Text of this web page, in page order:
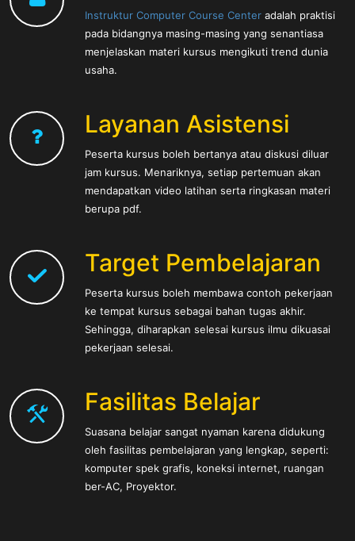
Instruktur Computer Course Center adalah praktisi
pada bidangnya masing-masing yang senantiasa
menjelaskan materi kursus mengikuti trend dunia
usaha.
Layanan Asistensi
Peserta kursus boleh bertanya atau diskusi diluar
jam kursus. Menariknya, setiap pertemuan akan
mendapatkan video latihan serta ringkasan materi
berupa pdf.
Target Pembelajaran
Peserta kursus boleh membawa contoh pekerjaan
ke tempat kursus sebagai bahan tugas akhir.
Sehingga, diharapkan selesai kursus ilmu dikuasai
pekerjaan selesai.
Fasilitas Belajar
Suasana belajar sangat nyaman karena didukung
oleh fasilitas pembelajaran yang lengkap, seperti:
komputer spek grafis, koneksi internet, ruangan
ber-AC, Proyektor.